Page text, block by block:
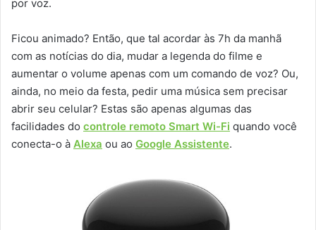
por voz.
Ficou animado? Então, que tal acordar às 7h da manhã
com as notícias do dia, mudar a legenda do filme e
aumentar o volume apenas com um comando de voz? Ou,
ainda, no meio da festa, pedir uma música sem precisar
abrir seu celular? Estas são apenas algumas das
facilidades do controle remoto Smart Wi-Fi quando você
conecta-o à Alexa ou ao Google Assistente.